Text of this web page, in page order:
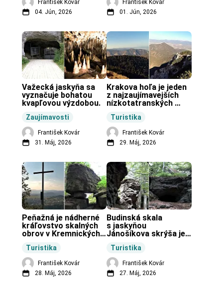
František Kovár
04. Jún, 2026
František Kovár
01. Jún, 2026
Zaujímavosti
Važecká jaskyňa sa
vyznačuje bohatou
kvapľovou výzdobou.
František Kovár
31. Máj, 2026
Turistika
Krakova hoľa je jeden
z najzaujímavejších
nízkotatranských
František Kovár
29. Máj, 2026
Turistika
Peňažná je nádherné
kráľovstvo skalných
obrov v Kremnických
František Kovár
28. Máj, 2026
Turistika
Budinská skala
s jaskyňou
Jánošíkova skrýša je
obci Budiná.
František Kovár
27. Máj, 2026